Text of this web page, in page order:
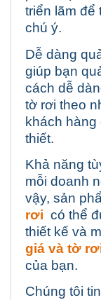
triển lãm để
chú ý.
Dễ dàng
giúp bạn
cách dễ
tờ rơi theo
khách hàng
thiết.
Khả năng
mỗi doanh
vậy, sản
rơi có thể
thiết kế và
giá và tờ
của bạn.
Chúng tôi